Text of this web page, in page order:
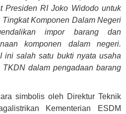
Presiden RI Joko Widodo untuk
Komponen Dalam Negeri
impor barang dan
komponen dalam negeri.
ini salah satu bukti nyata usaha
dalam pengadaan barang
simbolis oleh Direktur Teknik
Kementerian ESDM